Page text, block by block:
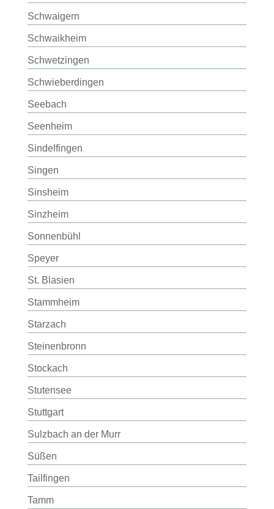
Schwaigern
Schwaikheim
Schwetzingen
Schwieberdingen
Seebach
Seenheim
Sindelfingen
Singen
Sinsheim
Sinzheim
Sonnenbühl
Speyer
St. Blasien
Stammheim
Starzach
Steinenbronn
Stockach
Stutensee
Stuttgart
Sulzbach an der Murr
Süßen
Tailfingen
Tamm